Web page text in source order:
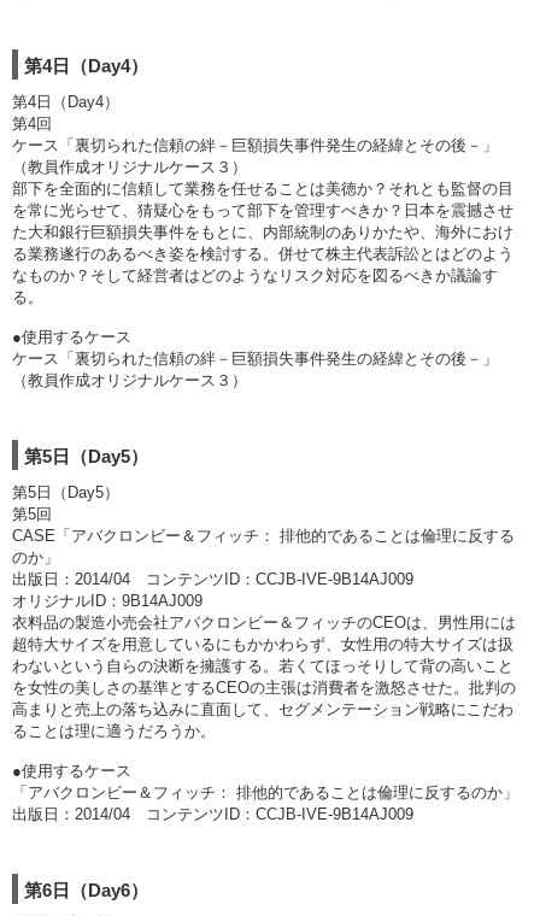
第4日（Day4）
第4日（Day4）
第4回
ケース「裏切られた信頼の絆－巨額損失事件発生の経緯とその後－」
（教員作成オリジナルケース３）
部下を全面的に信頼して業務を任せることは美徳か？それとも監督の目
を常に光らせて、猜疑心をもって部下を管理すべきか？日本を震撼させ
た大和銀行巨額損失事件をもとに、内部統制のありかたや、海外におけ
る業務遂行のあるべき姿を検討する。併せて株主代表訴訟とはどのよう
なものか？そして経営者はどのようなリスク対応を図るべきか議論す
る。
●使用するケース
ケース「裏切られた信頼の絆－巨額損失事件発生の経緯とその後－」
（教員作成オリジナルケース３）
第5日（Day5）
第5日（Day5）
第5回
CASE「アバクロンビー＆フィッチ： 排他的であることは倫理に反する
のか」
出版日：2014/04 コンテンツID：CCJB-IVE-9B14AJ009
オリジナルID：9B14AJ009
衣料品の製造小売会社アバクロンビー＆フィッチのCEOは、男性用には
超特大サイズを用意しているにもかかわらず、女性用の特大サイズは扱
わないという自らの決断を擁護する。若くてほっそりして背の高いこと
を女性の美しさの基準とするCEOの主張は消費者を激怒させた。批判の
高まりと売上の落ち込みに直面して、セグメンテーション戦略にこだわ
ることは理に適うだろうか。
●使用するケース
「アバクロンビー＆フィッチ： 排他的であることは倫理に反するのか」
出版日：2014/04 コンテンツID：CCJB-IVE-9B14AJ009
第6日（Day6）